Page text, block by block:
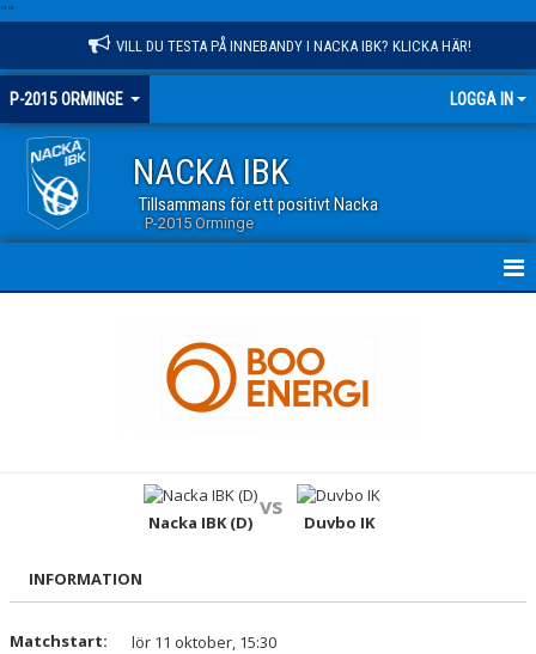
""
VILL DU TESTA PÅ INNEBANDY I NACKA IBK? KLICKA HÄR!
P-2015 ORMINGE LOGGA IN
NACKA IBK
Tillsammans för ett positivt Nacka
P-2015 Orminge
BILDGALLERI
Nacka IBK (D)
vs
Duvbo IK
INFORMATION
Matchstart:
lör 11 oktober, 15:30